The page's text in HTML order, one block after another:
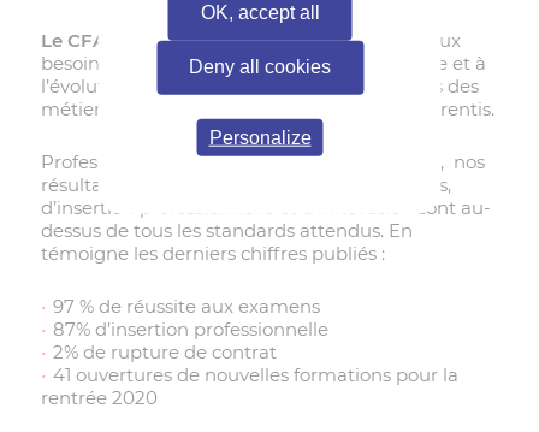
Le CFA Formasup Pays de la Loirerépond aux
besoins de formation et d’emploi du territoire et à
l’évolution des métiers pour être au plus près des
métiers de demain et gère plus de 2700 apprentis.
Professionnel reconnu depuis près de 20 ans, nos
résultats en matière de réussite aux examens,
d’insertion professionnelle et d’innovation sont au-
dessus de tous les standards attendus. En
témoigne les derniers chiffres publiés :
97 % de réussite aux examens
87% d’insertion professionnelle
2% de rupture de contrat
41 ouvertures de nouvelles formations pour la
rentrée 2020
OK, accept all
Deny all cookies
Personalize